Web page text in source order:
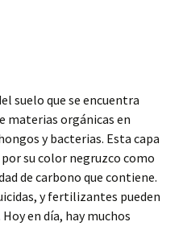
suelo que se encuentra
materias orgánicas en
y bacterias. Esta capa
su color negruzco como
de carbono que contiene.
y fertilizantes pueden
en día, hay muchos